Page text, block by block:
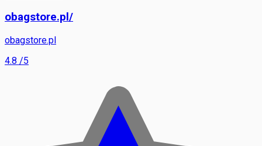
obagstore.pl/
obagstore.pl
4.8 /5